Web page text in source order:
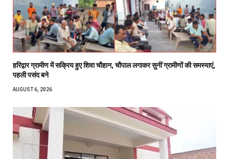
हरिद्वार ग्रामीण में सक्रिय हुए शिवा चौहान, चौपाल लगाकर सुनीं ग्रामीणों की समस्याएं,
पहली पसंद बने
AUGUST 6, 2026